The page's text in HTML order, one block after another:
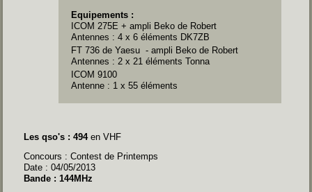
Equipements :
ICOM 275E + ampli Beko de Robert
Antennes : 4 x 6 éléments DK7ZB
FT 736 de Yaesu - ampli Beko de Robert
Antennes : 2 x 21 éléments Tonna
ICOM 9100
Antenne : 1 x 55 éléments
Les qso's : 494en VHF
Concours : Contest de Printemps
Date : 04/05/2013
Bande : 144MHz